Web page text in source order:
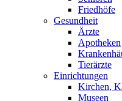
Friedhöfe
Gesundheit
Ärzte
Apotheken
Tierärzte
Einrichtungen
Kirchen,
Museen